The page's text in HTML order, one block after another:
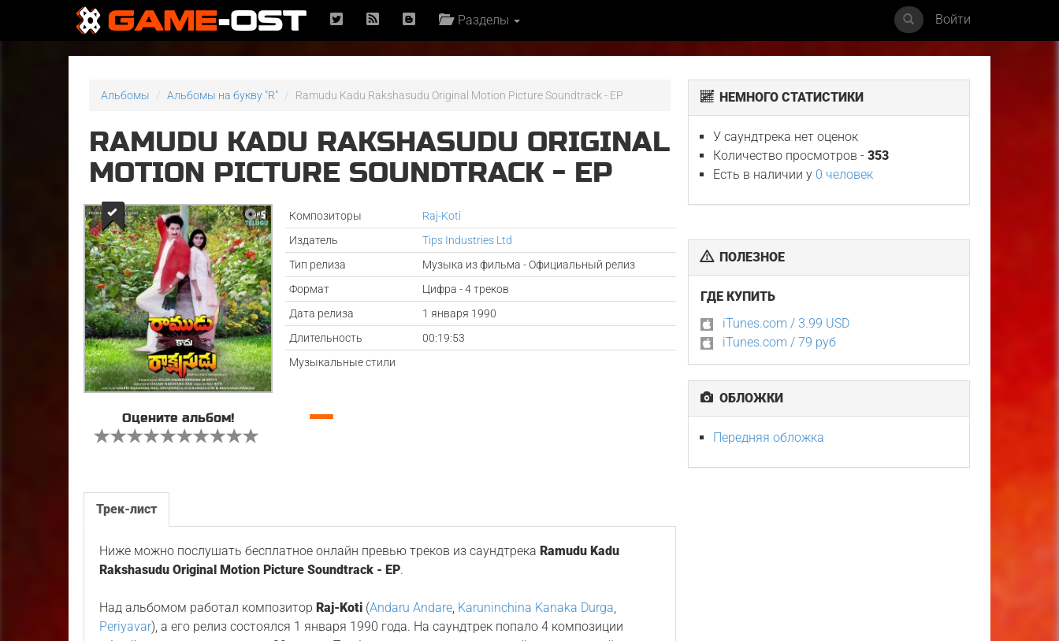
Разделы Войти
Альбомы Альбомы на букву "R" Ramudu Kadu Rakshasudu Original Motion Picture Soundtrack - EP
RAMUDU KADU RAKSHASUDU ORIGINAL
MOTION PICTURE SOUNDTRACK - EP
Композиторы
Raj-Koti
Издатель
Tips Industries Ltd
Тип релиза
Музыка из фильма - Официальный релиз
Формат
Цифра - 4 треков
Дата релиза
1 января 1990
Длительность
00:19:53
Музыкальные стили
Оцените альбом! —
Трек-лист
Ниже можно послушать бесплатное онлайн превью треков из саундтрека Ramudu Kadu
Rakshasudu Original Motion Picture Soundtrack - EP.
Над альбомом работал композитор Raj-Koti (Andaru Andare, Karuninchina Kanaka Durga,
Periyavar), а его релиз состоялся 1 января 1990 года. На саундтрек попало 4 композиции
НЕМНОГО СТАТИСТИКИ
У саундтрека нет оценок
Количество просмотров -353
Есть в наличии у 0 человек
ПОЛЕЗНОЕ
ГДЕ КУПИТЬ
iTunes.com / 3.99 USD
iTunes.com / 79 руб
ОБЛОЖКИ
Передняя обложка